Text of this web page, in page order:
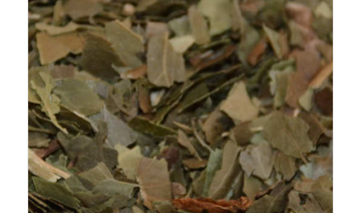
in
aufsteigender
Reihenfolge
zu
sortieren